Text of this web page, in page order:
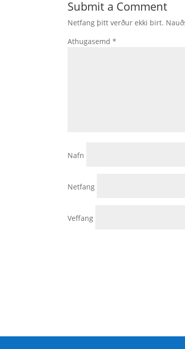
Submit a Comment
Netfang þitt verður ekki birt.
Athugasemd*
Nafn
Netfang
Veffang